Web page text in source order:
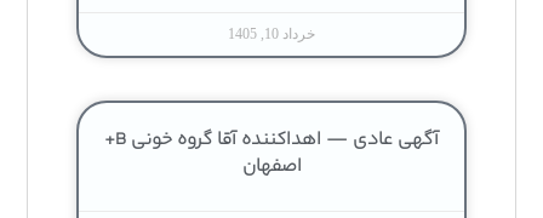
خرداد 10, 1405
آگهی عادی — اهداکننده آقا گروه خونی B+
اصفهان